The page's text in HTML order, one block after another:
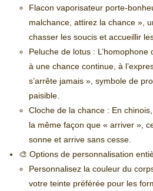
Flacon vaporisateur porte-
malchance, attirez la chance »,
chasser les soucis et accueillir
Peluche de lotus :
à une chance continue, à
s’arrête jamais », symbole de
paisible.
Cloche de la chance : En
la même façon que « arriver »,
sonne et arrive sans cesse.
🎨 Options de personnalisation
Personnalisez la couleur du
votre teinte préférée pour les